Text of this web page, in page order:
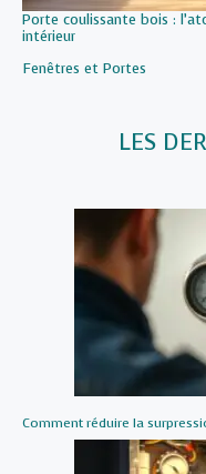
Porte coulissante bois :
intérieur
Par rapport à
Fenêtres et Portes
LES
Comment réduire la